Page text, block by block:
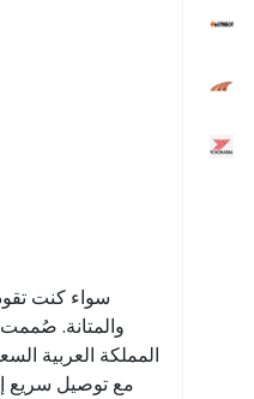
سواء كنت
والمتانة.
المملكة العربية
مع توصيل سريع